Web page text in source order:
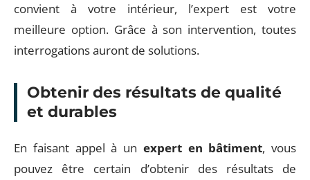
convient à votre intérieur, l’expert est votre
meilleure option. Grâce à son intervention, toutes
interrogations auront de solutions.
Obtenir des résultats de qualité
et durables
En faisant appel à un expert en bâtiment, vous
pouvez être certain d’obtenir des résultats de